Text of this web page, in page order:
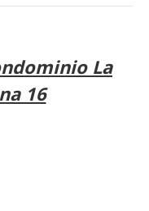
La
16